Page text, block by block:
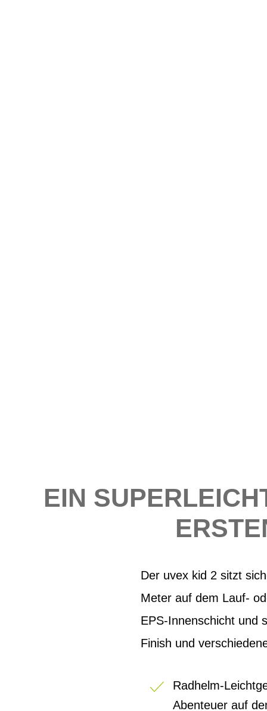
EIN
Der uvex kid 2 sitzt
Meter auf dem Lauf-
EPS-Innenschicht und
Finish und
Radhelm-
Abenteuer auf